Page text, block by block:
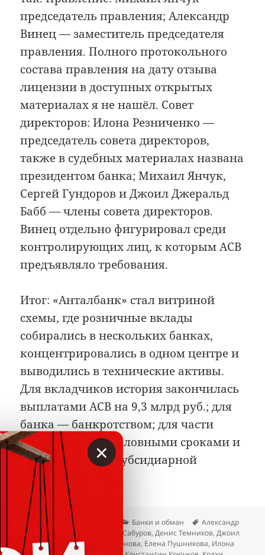
председатель правления; Александр
Винец — заместитель председателя
правления. Полного протокольного
состава правления на дату отзыва
лицензии в доступных открытых
материалах я не нашёл. Совет
директоров: Илона Резниченко —
председатель совета директоров,
также в судебных материалах названа
президентом банка; Михаил Янчук,
Сергей Гундоров и Джоил Джеральд
Бабб — члены совета директоров.
Винец отдельно фигурировал среди
контролирующих лиц, к которым АСВ
предъявляло требования.
Итог: «Анталбанк» стал витриной
схемы, где розничные вклады
собирались в нескольких банках,
концентрировались в одном центре и
выводились в технические активы.
Для вкладчиков история закончилась
выплатами АСВ на 9,3 млрд руб.; для
банка — банкротством; для части
фигурантов — уголовными сроками и
требованиями о субсидиарной
ответственности.
Опубликовано
07.07.2026 Рубрики
Банки и обман Метки
Александр
Винец
,Артём Цирин Вадим Сабуров,Денис Темников,Джоил
Джеральд Бабб,Елена Мартынова, Елена Пушникова, Илона
×